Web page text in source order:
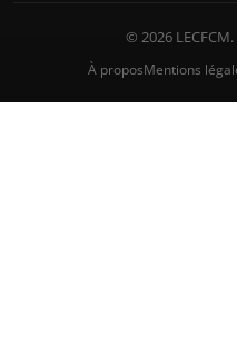
© 2026
À proposMentions